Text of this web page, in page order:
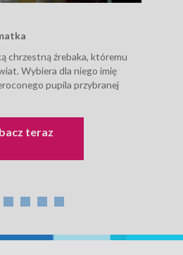
chrzestną źrebaka, któremu
Wybiera dla niego imię
pupila przybranej
terazKarino